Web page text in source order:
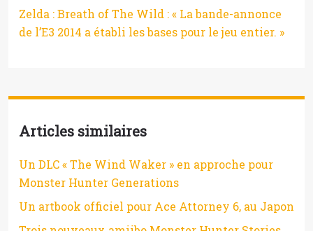
Zelda : Breath of The Wild : « La bande-annonce
de l’E3 2014 a établi les bases pour le jeu entier. »
Articles similaires
Un DLC « The Wind Waker » en approche pour
Monster Hunter Generations
Un artbook officiel pour Ace Attorney 6, au Japon